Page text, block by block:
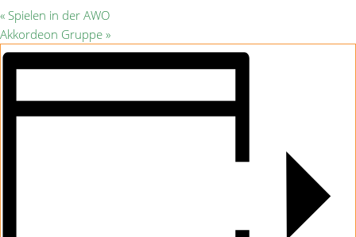
« Spielen in der AWO
Akkordeon Gruppe »